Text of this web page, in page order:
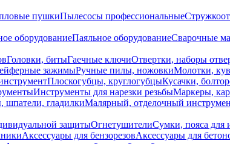
пушкиПылесосы профессиональные
оборудованиеПаяльное оборудованиеСварочные
Головки, битыГаечные ключиОтвертки, наборы
зажимыРучные пилы, ножовкиМолотки,
Плоскогубцы, круглогубцыКусачки,
Инструменты для нарезки резьбыМаркеры,
шпатели, гладилкиМалярный, отделочный
защитыОгнетушителиСумки, пояса для
Аксессуары для бензорезовАксессуары для